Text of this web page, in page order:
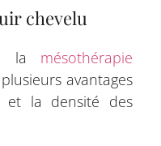
chevelu
la mésothérapie
avantages
et la densité des